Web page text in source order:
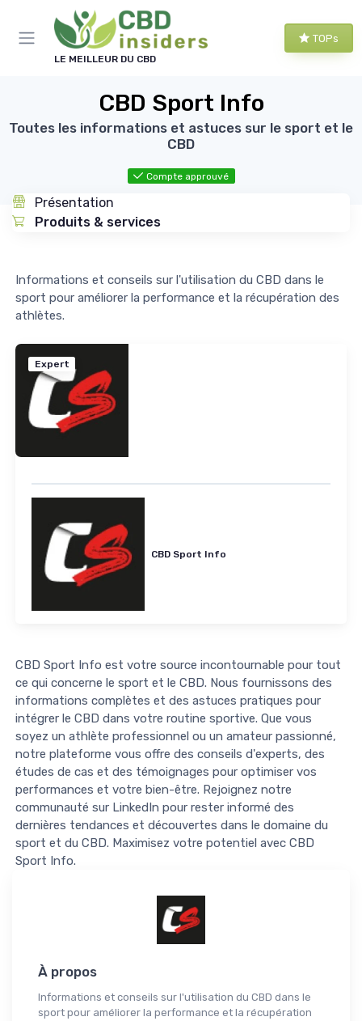
LE MEILLEUR DU CBD
TOPs
CBD Sport Info
Toutes les informations et astuces sur le sport et le
CBD
Compte approuvé
Présentation
Produits & services
Informations et conseils sur l'utilisation du CBD dans le
sport pour améliorer la performance et la récupération des
athlètes.
Expert
CBD Sport Info
CBD Sport Info est votre source incontournable pour tout
ce qui concerne le sport et le CBD. Nous fournissons des
informations complètes et des astuces pratiques pour
intégrer le CBD dans votre routine sportive. Que vous
soyez un athlète professionnel ou un amateur passionné,
notre plateforme vous offre des conseils d'experts, des
études de cas et des témoignages pour optimiser vos
performances et votre bien-être. Rejoignez notre
communauté sur LinkedIn pour rester informé des
dernières tendances et découvertes dans le domaine du
sport et du CBD. Maximisez votre potentiel avec CBD
Sport Info.
À propos
Informations et conseils sur l'utilisation du CBD dans le
sport pour améliorer la performance et la récupération
Panneau de gestion des cookies